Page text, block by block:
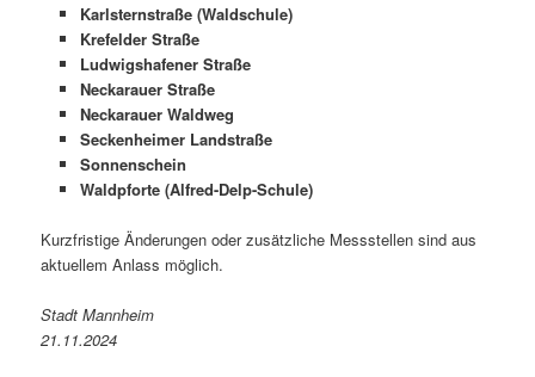
Karlsternstraße (Waldschule)
Krefelder Straße
Ludwigshafener Straße
Neckarauer Straße
Neckarauer Waldweg
Seckenheimer Landstraße
Sonnenschein
Waldpforte (Alfred-Delp-Schule)
Kurzfristige Änderungen oder zusätzliche Messstellen sind aus
aktuellem Anlass möglich.
Stadt Mannheim
21.11.2024